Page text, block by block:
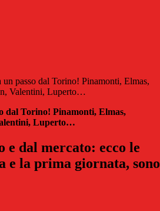
passo dal Torino! Pinamonti, Elmas,
Valentini, Luperto…
dal Torino! Pinamonti, Elmas,
Luperto…
e dal mercato: ecco le
e la prima giornata, sono